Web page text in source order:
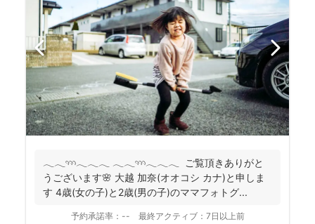
𓂃𓂃𓄺𓂃𓂃𓂃 𓂃𓂃𓄺𓂃𓂃𓂃 ご覧頂きありがと
うございます🌸 大越 加奈(オオコシ カナ)と申しま
す 4歳(女の子)と2歳(男の子)のママフォトグ...
予約承諾率： -- 最終アクティブ： 7日以上前